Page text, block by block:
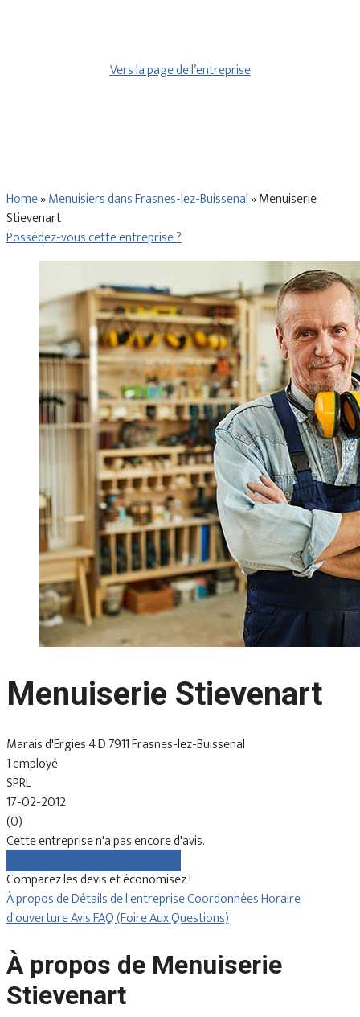
Vers la page de l’entreprise
Home»Menuisiers dans Frasnes-lez-Buissenal»Menuiserie
Stievenart
Possédez-vous cette entreprise ?
Menuiserie Stievenart
Marais d'Ergies 4 D 7911 Frasnes-lez-Buissenal
1 employé
SPRL
17-02-2012
(0)
Cette entreprise n'a pas encore d'avis.
Comparez les devis et économisez !
À propos deDétails de l'entrepriseCoordonnéesHoraire
d'ouvertureAvisFAQ (Foire Aux Questions)
À propos de Menuiserie
Stievenart